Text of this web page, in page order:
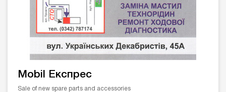
Mobil Експрес
Sale of new spare parts and accessories